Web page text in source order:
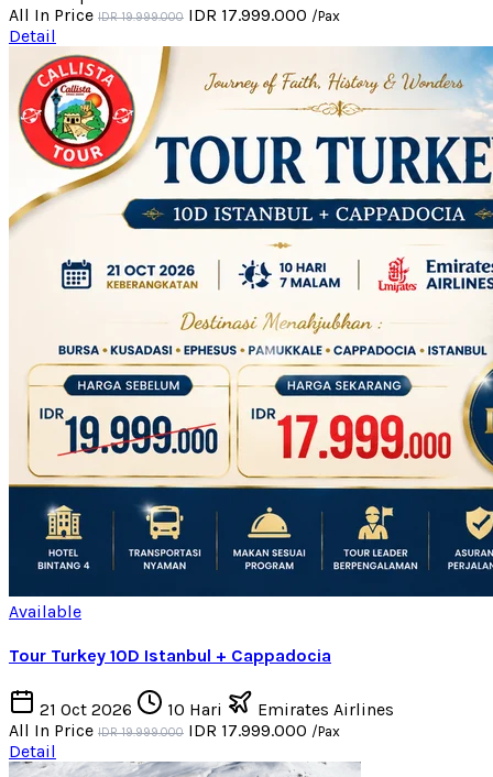
All In Price IDR 19.999.000 IDR 17.999.000 /Pax
Detail
Available
Tour Turkey 10D Istanbul + Cappadocia
21 Oct 2026 10 Hari
Emirates Airlines
All In Price IDR 19.999.000 IDR 17.999.000 /Pax
Detail